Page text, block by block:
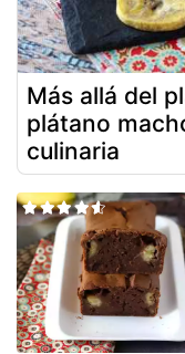
Más allá del
plátano
culinaria